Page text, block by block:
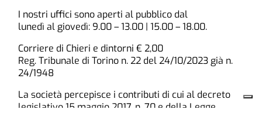
I nostri uffici sono aperti al pubblico dal
lunedì al giovedì: 9.00 – 13.00 | 15.00 – 18.00.
Corriere di Chieri e dintorni € 2,00
Reg. Tribunale di Torino n. 22 del 24/10/2023 già n.
24/1948
La società percepisce i contributi di cui al decreto
legislativo 15 maggio 2017, n. 70 e della Legge